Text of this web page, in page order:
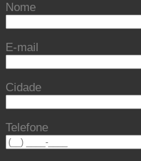
Nome
E-mail
Cidade
Telefone